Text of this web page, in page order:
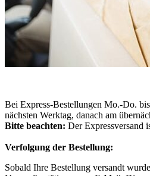
Bei Express-Bestellungen Mo.-Do.
nächsten Werktag, danach am
Bitte beachten: Der Expressversand
Verfolgung der Bestellung:
Sobald Ihre Bestellung versandt